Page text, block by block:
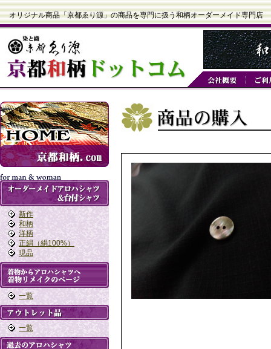
オリジナル商品「京都ゑり源」の商品を専門に扱う和柄オーダーメイド専門店
新作
和柄
洋柄
正絹（絹100%）
現品
一覧
一覧